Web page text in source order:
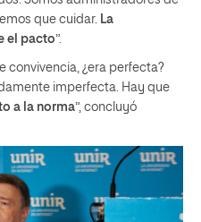
que cuidar. La
el pacto”.
convivencia, ¿era perfecta?
imperfecta. Hay que
a la norma”, concluyó